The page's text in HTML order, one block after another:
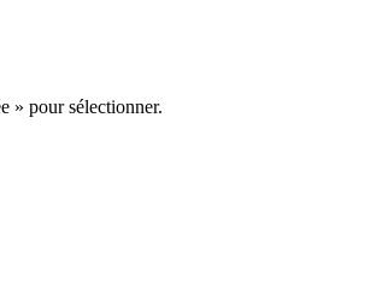
» pour sélectionner.